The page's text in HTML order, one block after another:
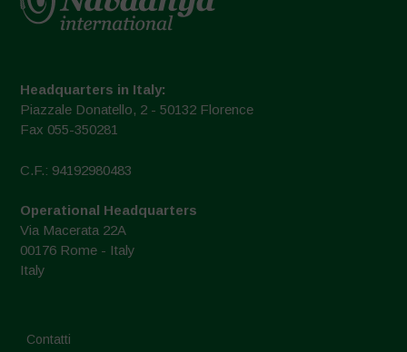
Headquarters in Italy:
Piazzale Donatello, 2 - 50132 Florence
Fax 055-350281
C.F.: 94192980483
Operational Headquarters
Via Macerata 22A
00176 Rome - Italy
Italy
Contatti